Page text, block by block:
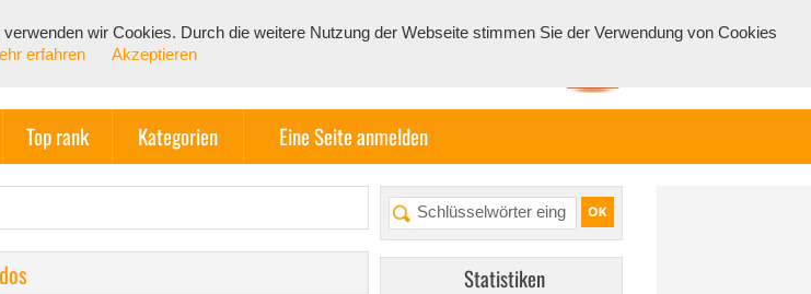
Top rank Kategorien Eine Seite anmelden
Statistiken
wir Cookies. Durch die weitere Nutzung der Webseite stimmen Sie der Verwendung von Cookies
erfahren Akzeptieren